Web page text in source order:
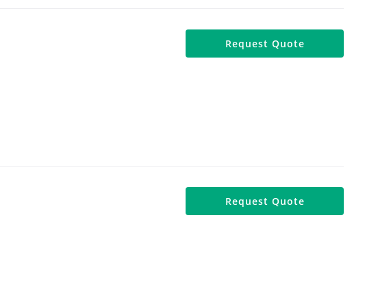
Request Quote
Request Quote